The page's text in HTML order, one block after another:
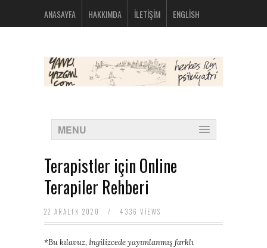
kors
ANASAYFA HAKKIMDA İLETIŞIM ENGLISH
MENU
Terapistler için Online
Terapiler Rehberi
22 ARALIK 2020 / 4336 VIEWS
*Bu kılavuz, İngilizcede yayımlanmış farklı